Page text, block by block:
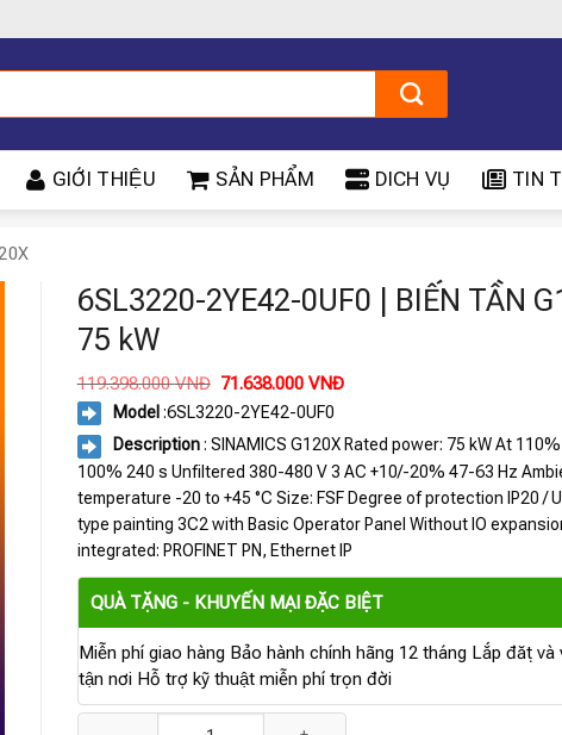
GIỚI THIỆU SẢN PHẨM DICH VỤ TIN
6SL3220-2YE42-0UF0 | BIẾN TẦN
75 kW
119.398.000VNĐ Giá
gốc
là:
119.398.000 VNĐ.
71.638.000VNĐGiá
là:
71.638.000 VNĐ.
Model :6SL3220-2YE42-0UF0
Description: SINAMICS G120X Rated power: 75 kW At
100% 240 s Unfiltered 380-480 V 3 AC +10/-20% 47-63 Hz
temperature -20 to +45 °C Size: FSF Degree of protection IP20 /
type painting 3C2 with Basic Operator Panel Without IO
integrated: PROFINET PN, Ethernet IP
QUÀ TẶNG - KHUYẾN MẠI ĐẶC BIỆT
Miễn phí giao hàng Bảo hành chính hãng 12 tháng Lắp đặt và
tận nơi Hỗ trợ kỹ thuật miễn phí trọn đời